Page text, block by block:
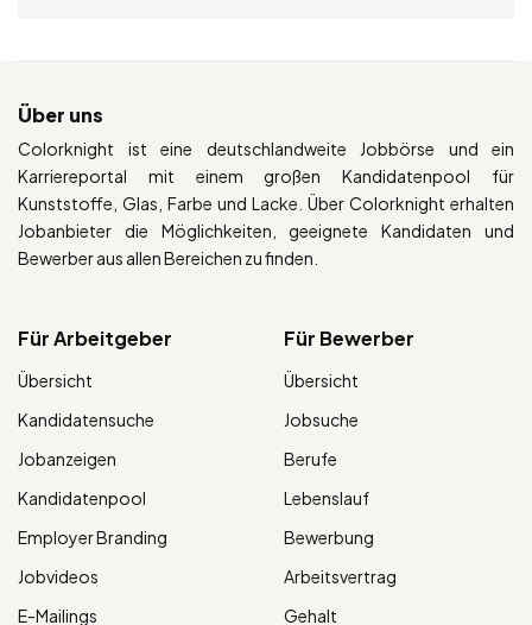
Über uns
Colorknight ist eine deutschlandweite Jobbörse und ein
Karriereportal mit einem großen Kandidatenpool für
Kunststoffe, Glas, Farbe und Lacke. Über Colorknight erhalten
Jobanbieter die Möglichkeiten, geeignete Kandidaten und
Bewerber aus allen Bereichen zu finden.
Für Arbeitgeber
Übersicht
Kandidatensuche
Jobanzeigen
Kandidatenpool
Employer Branding
Jobvideos
E-Mailings
Für Bewerber
Übersicht
Jobsuche
Berufe
Lebenslauf
Bewerbung
Arbeitsvertrag
Gehalt